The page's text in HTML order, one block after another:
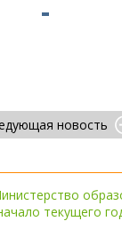
новость
текущего